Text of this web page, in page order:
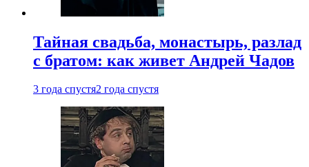
Тайная свадьба, монастырь, разлад
с братом: как живет Андрей Чадов
3 года спустя2 года спустя